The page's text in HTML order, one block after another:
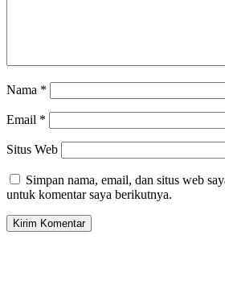
Nama *
Email *
Situs Web
Simpan nama, email, dan situs web
untuk komentar saya berikutnya.